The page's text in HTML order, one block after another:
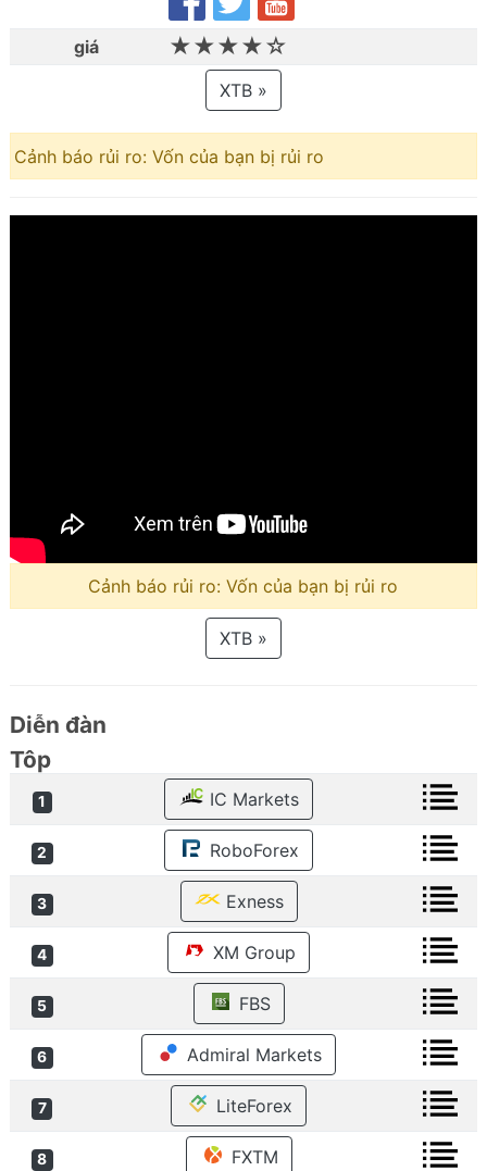
giá ★★★★☆
XTB »
Cảnh báo rủi ro: Vốn của bạn bị rủi ro
Cảnh báo rủi ro: Vốn của bạn bị rủi ro
XTB »
Diễn đàn
Tôp
1 IC Markets
2 RoboForex
3 Exness
4 XM Group
5 FBS
6 Admiral Markets
7 LiteForex
8 FXTM